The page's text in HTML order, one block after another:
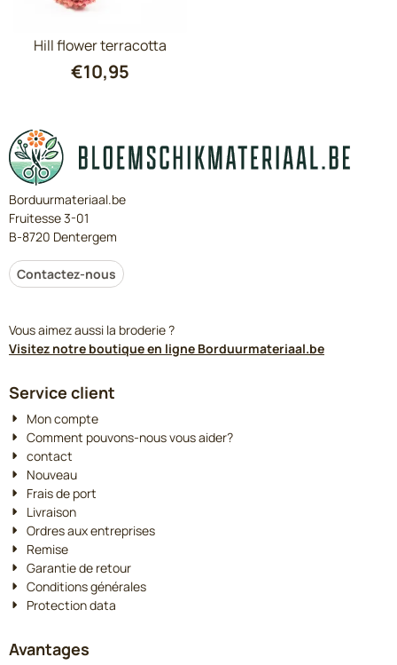
Hill flower terracotta
€10,95
Borduurmateriaal.be
Fruitesse 3-01
B-8720 Dentergem
Contactez-nous
Vous aimez aussi la broderie ?
Visitez notre boutique en ligne Borduurmateriaal.be
Service client
Mon compte
Comment pouvons-nous vous aider?
contact
Nouveau
Frais de port
Livraison
Ordres aux entreprises
Remise
Garantie de retour
Conditions générales
Protection data
Avantages